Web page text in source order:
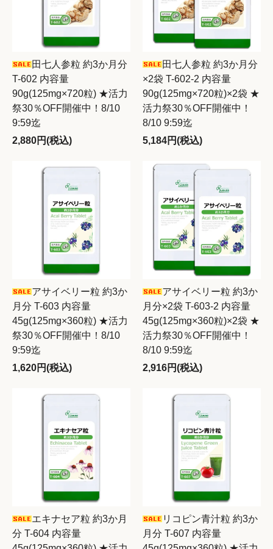
田七人参粒 約3か月分
T-602 内容量
90g(125mg×720粒) ★活力
祭30％OFF開催中！8/10
9:59迄
2,880円(税込)
田七人参粒 約3か月分
×2袋 T-602-2 内容量
90g(125mg×720粒)×2袋 ★
活力祭30％OFF開催中！
8/10 9:59迄
5,184円(税込)
アサイベリー粒 約3か
月分 T-603 内容量
45g(125mg×360粒) ★活力
祭30％OFF開催中！8/10
9:59迄
1,620円(税込)
アサイベリー粒 約3か
月分×2袋 T-603-2 内容量
45g(125mg×360粒)×2袋 ★
活力祭30％OFF開催中！
8/10 9:59迄
2,916円(税込)
エキナセア粒 約3か月
分 T-604 内容量
リコピン青汁粒 約3か
月分 T-607 内容量